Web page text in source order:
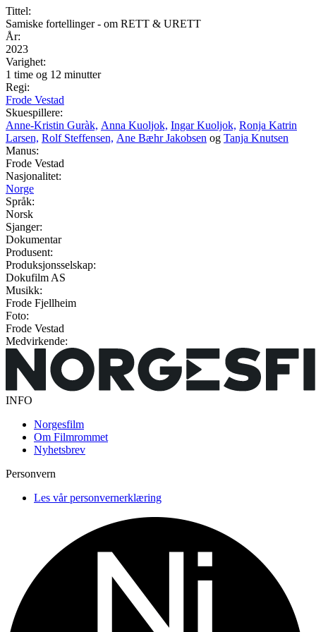
Tittel:
Samiske fortellinger - om RETT & URETT
År:
2023
Varighet:
1 time og 12 minutter
Regi:
Frode Vestad
Skuespillere:
Anne-Kristin Guràk, Anna Kuoljok, Ingar Kuoljok, Ronja Katrin
Larsen, Rolf Steffensen, Ane Bæhr Jakobsen og Tanja Knutsen
Manus:
Frode Vestad
Nasjonalitet:
Norge
Språk:
Norsk
Sjanger:
Dokumentar
Produsent:
Produksjonsselskap:
Dokufilm AS
Musikk:
Frode Fjellheim
Foto:
Frode Vestad
Medvirkende:
INFO
Norgesfilm
Om Filmrommet
Nyhetsbrev
Personvern
Les vår personvernerklæring